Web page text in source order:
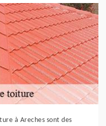
à Areches sont des